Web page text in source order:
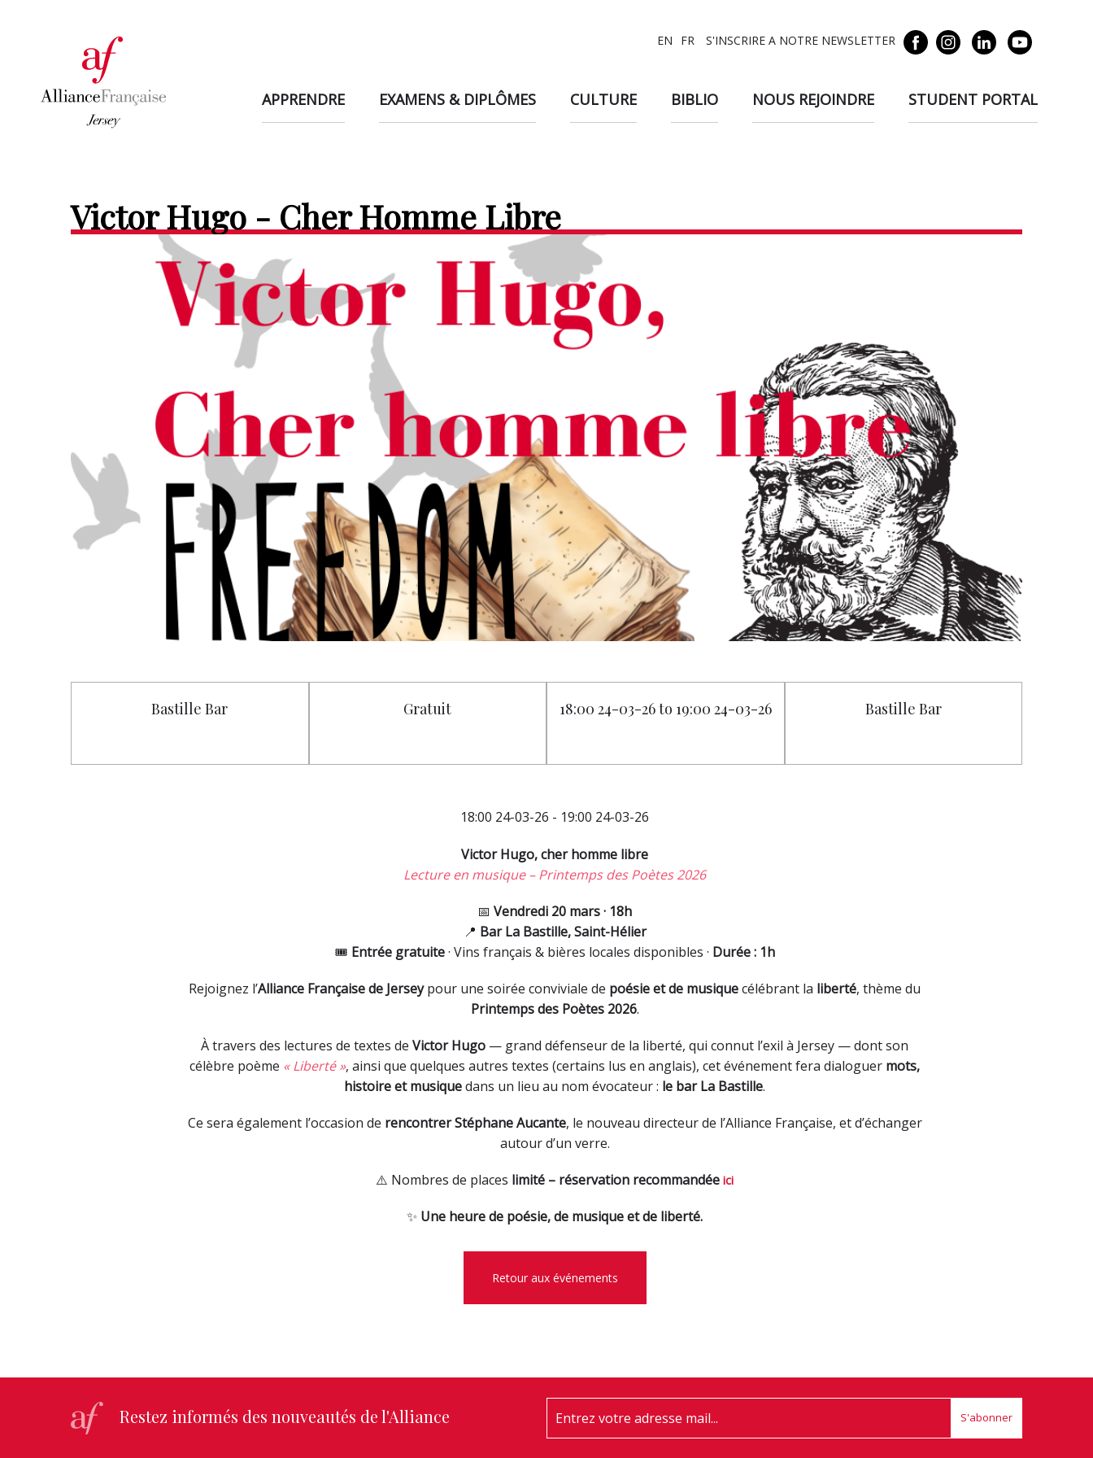
EN FR S'INSCRIRE A NOTRE NEWSLETTER
APPRENDRE EXAMENS & DIPLÔMES CULTURE BIBLIO NOUS REJOINDRE STUDENT PORTAL
Victor Hugo - Cher Homme Libre
Bastille Bar Gratuit 18:00 24-03-26 to 19:00 24-03-26 Bastille Bar
18:00 24-03-26 - 19:00 24-03-26
Victor Hugo, cher homme libre
Lecture en musique – Printemps des Poètes 2026
📅 Vendredi 20 mars · 18h
📍 Bar La Bastille, Saint-Hélier
🎟 Entrée gratuite· Vins français & bières locales disponibles · Durée : 1h
Rejoignez l’Alliance Française de Jerseypour une soirée conviviale de poésie et de musiquecélébrant la liberté, thème du
Printemps des Poètes 2026.
À travers des lectures de textes de Victor Hugo — grand défenseur de la liberté, qui connut l’exil à Jersey — dont son
célèbre poème « Liberté », ainsi que quelques autres textes (certains lus en anglais), cet événement fera dialoguer mots,
histoire et musiquedans un lieu au nom évocateur : le bar La Bastille.
Ce sera également l’occasion de rencontrer Stéphane Aucante, le nouveau directeur de l’Alliance Française, et d’échanger
autour d’un verre.
⚠️ Nombres de places limité – réservation recommandée ici
✨ Une heure de poésie, de musique et de liberté.
Retour aux événements
Restez informés des nouveautés de l'Alliance S'abonner